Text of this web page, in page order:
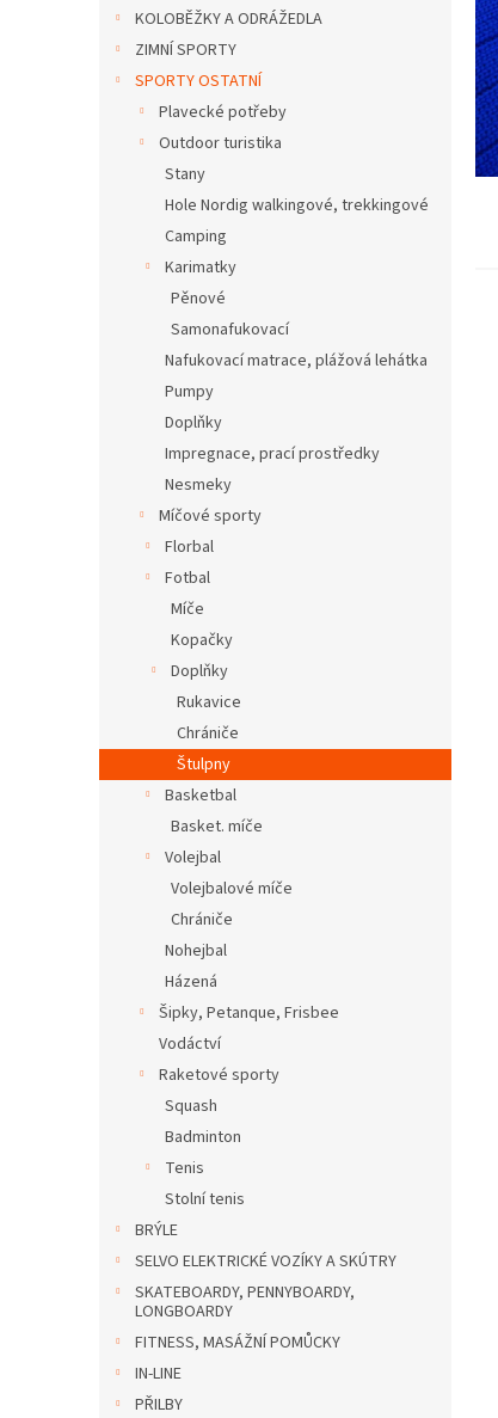
KOLOBĚŽKY A ODRÁŽEDLA
ZIMNÍ SPORTY
SPORTY OSTATNÍ
Plavecké potřeby
Outdoor turistika
Stany
Hole Nordig walkingové, trekkingové
Camping
Karimatky
Pěnové
Samonafukovací
Nafukovací matrace, plážová lehátka
Pumpy
Doplňky
Impregnace, prací prostředky
Nesmeky
Míčové sporty
Florbal
Fotbal
Míče
Kopačky
Doplňky
Rukavice
Chrániče
Štulpny
Basketbal
Basket. míče
Volejbal
Volejbalové míče
Chrániče
Nohejbal
Házená
Šipky, Petanque, Frisbee
Vodáctví
Raketové sporty
Squash
Badminton
Tenis
Stolní tenis
BRÝLE
SELVO ELEKTRICKÉ VOZÍKY A SKÚTRY
SKATEBOARDY, PENNYBOARDY,
LONGBOARDY
FITNESS, MASÁŽNÍ POMŮCKY
IN-LINE
PŘILBY